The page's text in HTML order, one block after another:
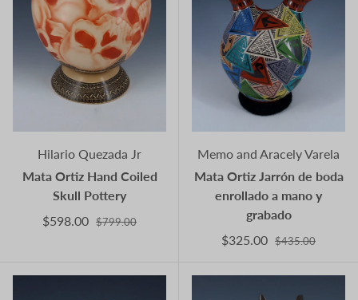
Hilario Quezada Jr
Mata Ortiz Hand Coiled
Skull Pottery
$598.00 $799.00
Memo and Aracely Varela
Mata Ortiz Jarrón de boda
enrollado a mano y
grabado
$325.00 $435.00